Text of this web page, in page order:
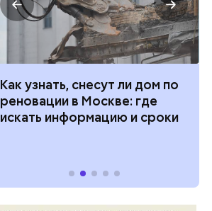
Как узнать, снесут ли дом по
реновации в Москве: где
искать информацию и сроки